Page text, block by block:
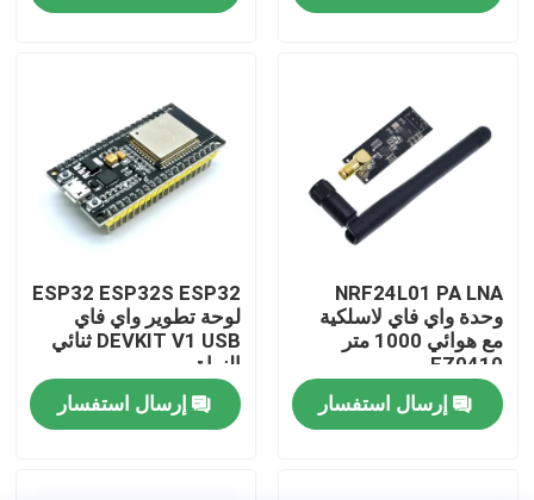
مراقبة الجودة
اتصل بنا
القضايا
مدونة
NRF24L01 PA LNA
وحدة واي فاي لاسلكية
مع هوائي 1000 متر
FZ0410
إرسال استفسار
ESP32 ESP32S ESP32
لوحة تطوير واي فاي
DEVKIT V1 USB ثنائي
النواة
إرسال استفسار